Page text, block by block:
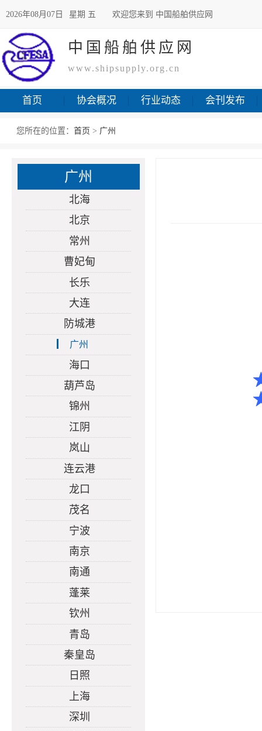
2026年08月07日 星期 五 欢迎您来到 中国船舶供应网
中国船舶供应网
www.shipsupply.org.cn
首页 协会概况 行业动态 会刊发布
您所在的位置： 首页 > 广州
广州
北海
北京
常州
曹妃甸
长乐
大连
防城港
广州
海口
葫芦岛
锦州
江阴
岚山
连云港
龙口
茂名
宁波
南京
南通
蓬莱
钦州
青岛
秦皇岛
日照
上海
深圳